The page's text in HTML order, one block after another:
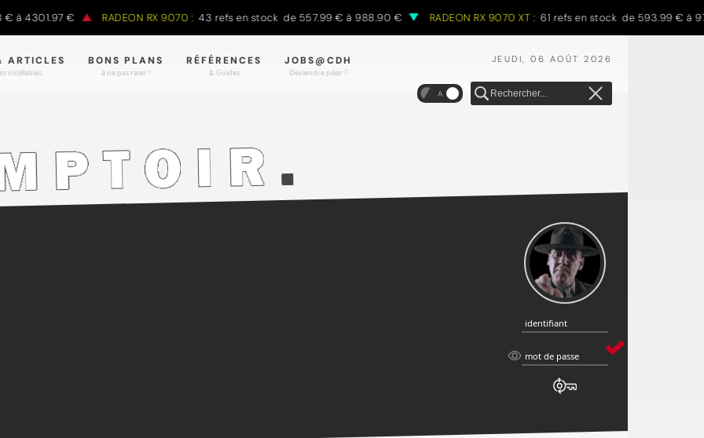
€ RADEON RX 9070 : 43 refs en stock de 557.99 € à 988.90 € RADEON RX 9070 XT : 61 refs en stock de 593.99 € à 970.68
JEUDI, 06 AOÛT 2026
ARTICLES
incollables.
BONS PLANS
à ne pas rater !
RÉFÉRENCES
& Guides
JOBS@CDH
Deviendre pilier ?
A
identifiant
identifiant
mot
mot de passe